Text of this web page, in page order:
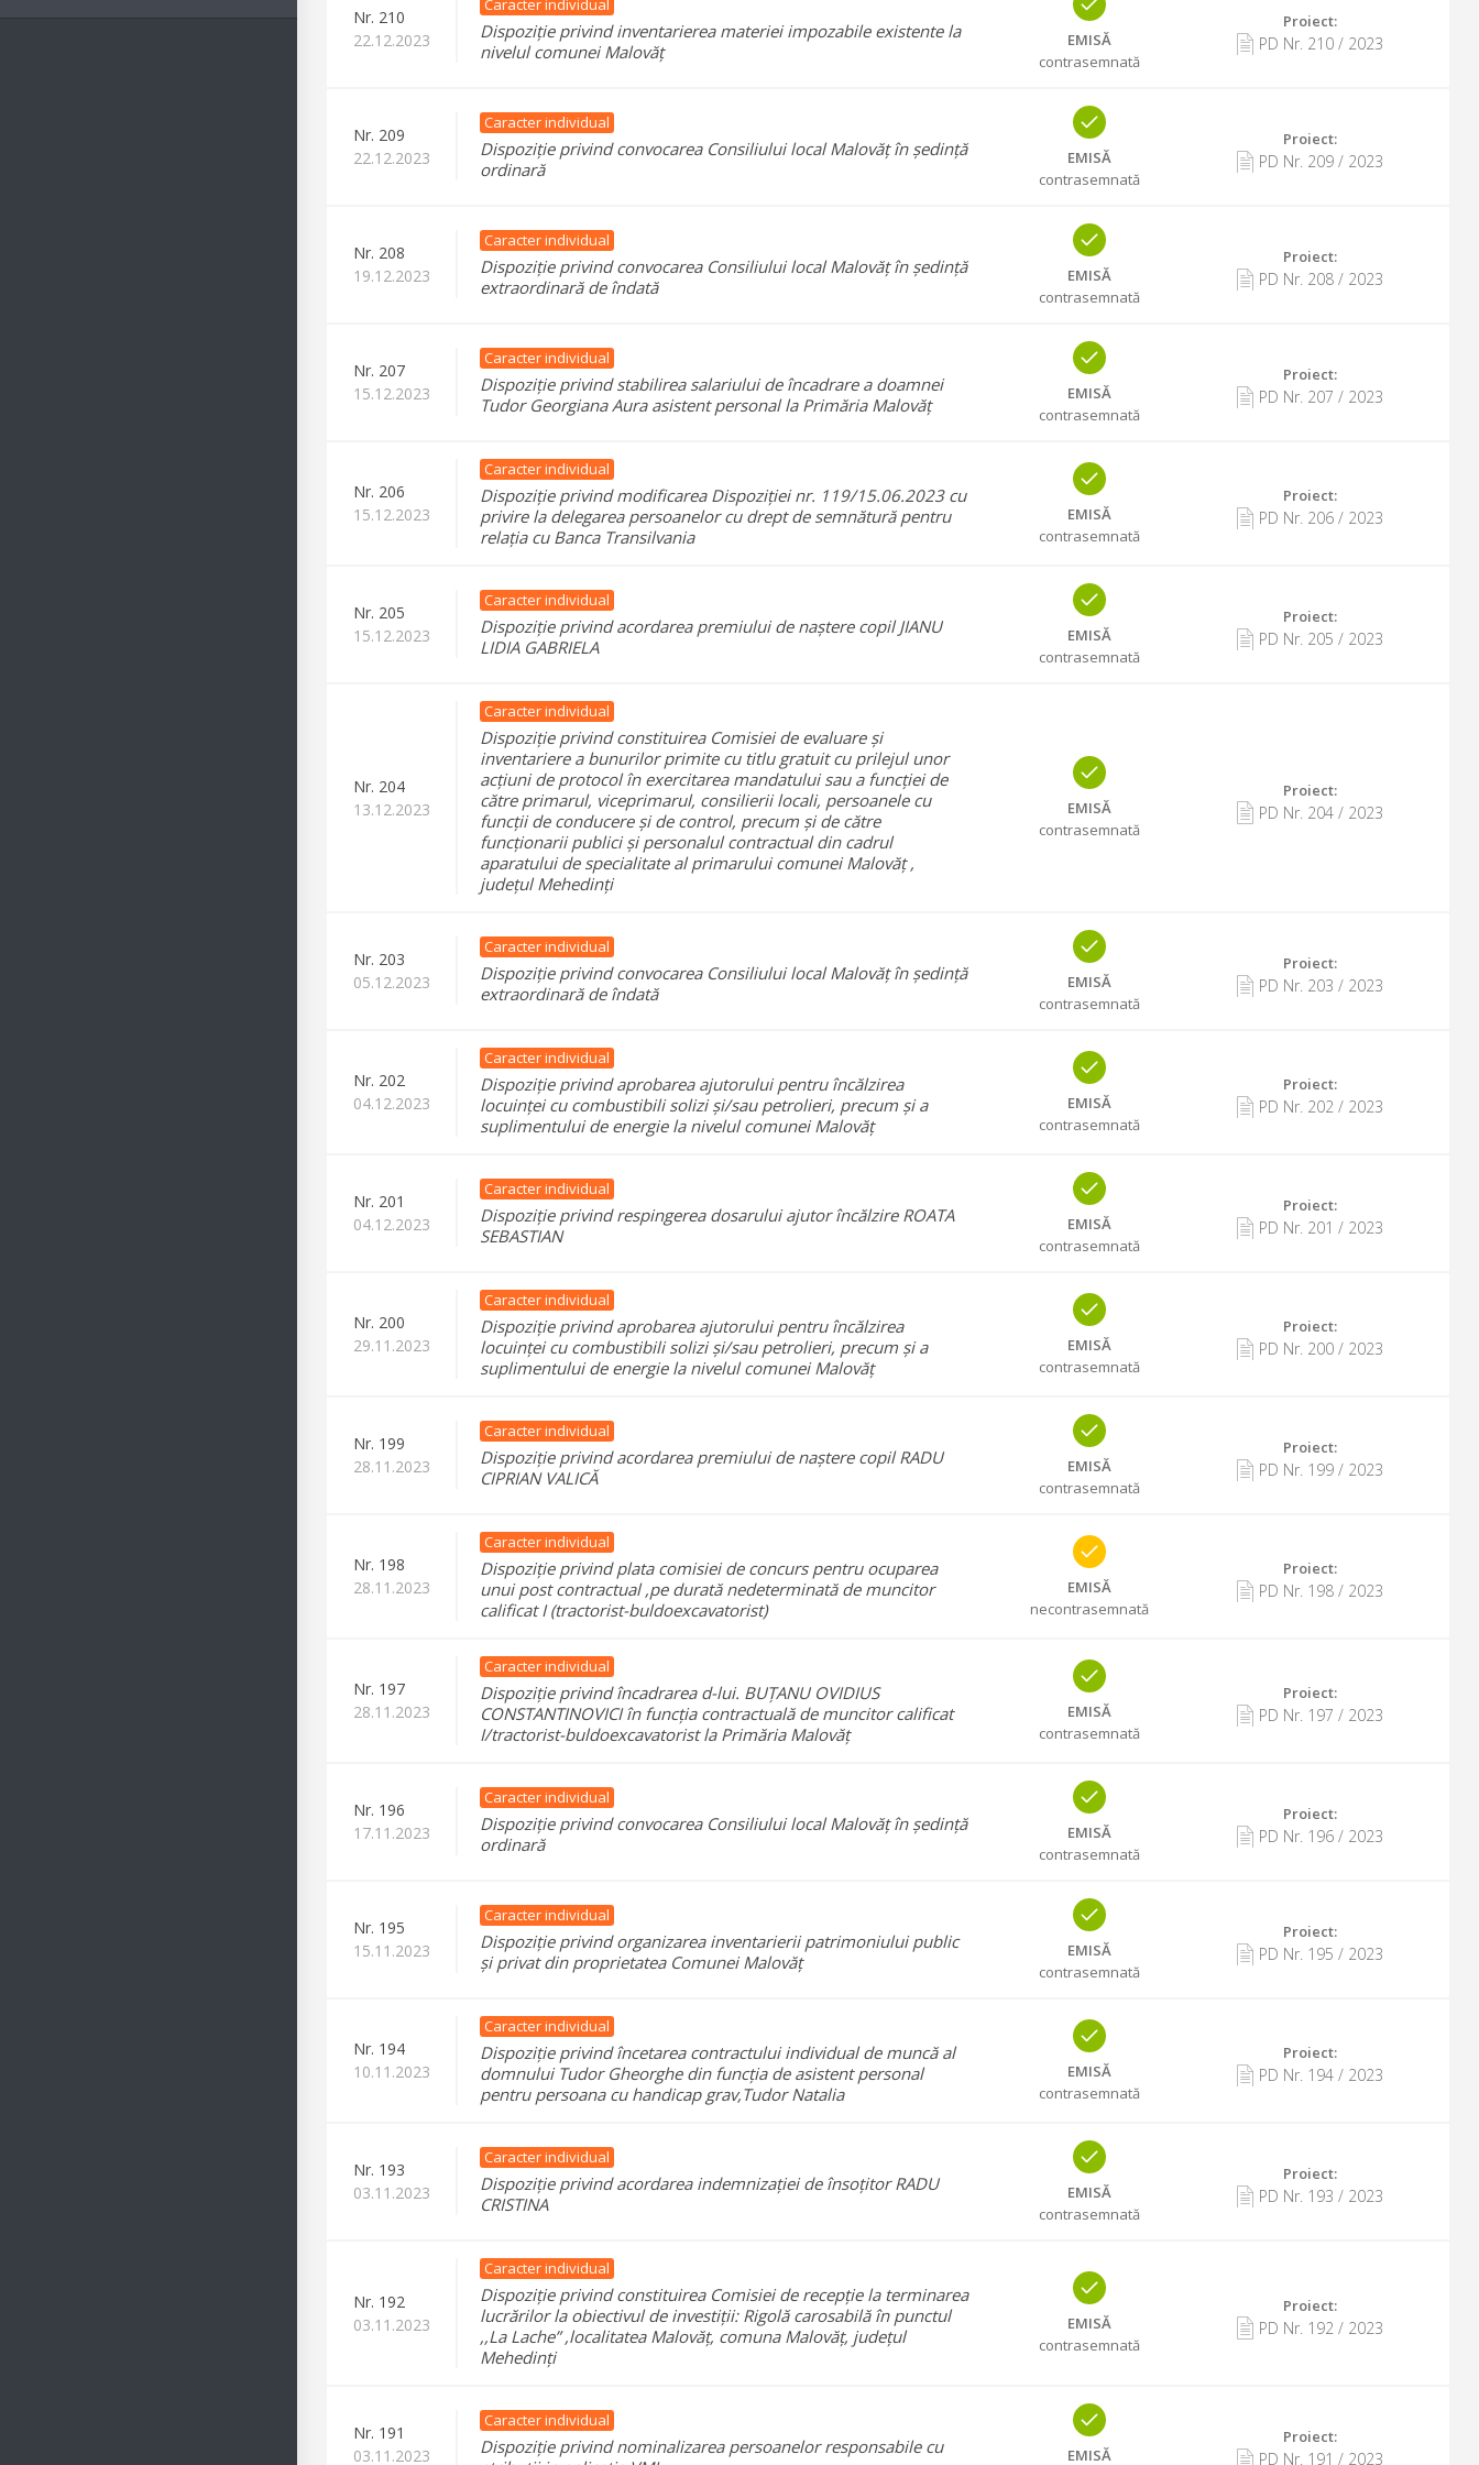
Nr. 210
22.12.2023
Caracter individual
Dispoziție privind inventarierea materiei impozabile existente la
nivelul comunei Malovăț
EMISĂ
contrasemnată
Proiect:
PD Nr. 210/ 2023
Nr. 209
22.12.2023
Caracter individual
Dispoziție privind convocarea Consiliului local Malovăț în ședință
ordinară
EMISĂ
contrasemnată
Proiect:
PD Nr. 209/ 2023
Nr. 208
19.12.2023
Caracter individual
Dispoziție privind convocarea Consiliului local Malovăț în ședință
extraordinară de îndată
EMISĂ
contrasemnată
Proiect:
PD Nr. 208/ 2023
Nr. 207
15.12.2023
Caracter individual
Dispoziție privind stabilirea salariului de încadrare a doamnei
Tudor Georgiana Aura asistent personal la Primăria Malovăț
EMISĂ
contrasemnată
Proiect:
PD Nr. 207 / 2023
Nr. 206
15.12.2023
Caracter individual
Dispoziție privind modificarea Dispoziției nr. 119/15.06.2023 cu
privire la delegarea persoanelor cu drept de semnătură pentru
relația cu Banca Transilvania
EMISĂ
contrasemnată
Proiect:
PD Nr. 206/ 2023
Nr. 205
15.12.2023
Caracter individual
Dispoziție privind acordarea premiului de naștere copil JIANU
LIDIA GABRIELA
EMISĂ
contrasemnată
Proiect:
PD Nr. 205 / 2023
Nr. 204
13.12.2023
Caracter individual
Dispoziție privind constituirea Comisiei de evaluare și
inventariere a bunurilor primite cu titlu gratuit cu prilejul unor
acțiuni de protocol în exercitarea mandatului sau a funcției de
către primarul, viceprimarul, consilierii locali, persoanele cu
funcții de conducere și de control, precum și de către
funcționarii publici și personalul contractual din cadrul
aparatului de specialitate al primarului comunei Malovăț ,
județul Mehedinți
EMISĂ
contrasemnată
Proiect:
PD Nr. 204/ 2023
Nr. 203
05.12.2023
Caracter individual
Dispoziție privind convocarea Consiliului local Malovăț în ședință
extraordinară de îndată
EMISĂ
contrasemnată
Proiect:
PD Nr. 203 / 2023
Nr. 202
04.12.2023
Caracter individual
Dispoziție privind aprobarea ajutorului pentru încălzirea
locuinței cu combustibili solizi și/sau petrolieri, precum și a
suplimentului de energie la nivelul comunei Malovăț
EMISĂ
contrasemnată
Proiect:
PD Nr. 202/ 2023
Nr. 201
04.12.2023
Caracter individual
Dispoziție privind respingerea dosarului ajutor încălzire ROATA
SEBASTIAN
EMISĂ
contrasemnată
Proiect:
PD Nr. 201 / 2023
Nr. 200
29.11.2023
Caracter individual
Dispoziție privind aprobarea ajutorului pentru încălzirea
locuinței cu combustibili solizi și/sau petrolieri, precum și a
suplimentului de energie la nivelul comunei Malovăț
EMISĂ
contrasemnată
Proiect:
PD Nr. 200/ 2023
Nr. 199
28.11.2023
Caracter individual
Dispoziție privind acordarea premiului de naștere copil RADU
CIPRIAN VALICĂ
EMISĂ
contrasemnată
Proiect:
PD Nr. 199/ 2023
Nr. 198
28.11.2023
Caracter individual
Dispoziție privind plata comisiei de concurs pentru ocuparea
unui post contractual ,pe durată nedeterminată de muncitor
calificat I (tractorist-buldoexcavatorist)
EMISĂ
necontrasemnată
Proiect:
PD Nr. 198/ 2023
Nr. 197
28.11.2023
Caracter individual
Dispoziție privind încadrarea d-lui. BUȚANU OVIDIUS
CONSTANTINOVICI în funcția contractuală de muncitor calificat
I/tractorist-buldoexcavatorist la Primăria Malovăț
EMISĂ
contrasemnată
Proiect:
PD Nr. 197 / 2023
Nr. 196
17.11.2023
Caracter individual
Dispoziție privind convocarea Consiliului local Malovăț în ședință
ordinară
EMISĂ
contrasemnată
Proiect:
PD Nr. 196/ 2023
Nr. 195
15.11.2023
Caracter individual
Dispoziție privind organizarea inventarierii patrimoniului public
și privat din proprietatea Comunei Malovăț
EMISĂ
contrasemnată
Proiect:
PD Nr. 195 / 2023
Nr. 194
10.11.2023
Caracter individual
Dispoziție privind încetarea contractului individual de muncă al
domnului Tudor Gheorghe din funcția de asistent personal
pentru persoana cu handicap grav,Tudor Natalia
EMISĂ
contrasemnată
Proiect:
PD Nr. 194/ 2023
Nr. 193
03.11.2023
Caracter individual
Dispoziție privind acordarea indemnizației de însoțitor RADU
CRISTINA
EMISĂ
contrasemnată
Proiect:
PD Nr. 193 / 2023
Nr. 192
03.11.2023
Caracter individual
Dispoziție privind constituirea Comisiei de recepție la terminarea
lucrărilor la obiectivul de investiții: Rigolă carosabilă în punctul
,,La Lache” ,localitatea Malovăț, comuna Malovăț, județul
Mehedinți
EMISĂ
contrasemnată
Proiect:
PD Nr. 192 / 2023
Nr. 191
03.11.2023
Caracter individual
Dispoziție privind nominalizarea persoanelor responsabile cu
EMISĂ
Proiect:
PD Nr. 191 / 2023